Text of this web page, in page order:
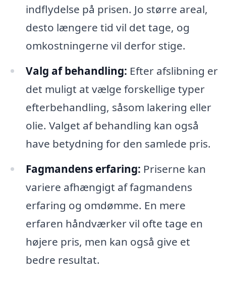
indflydelse på prisen. Jo større areal,
desto længere tid vil det tage, og
omkostningerne vil derfor stige.
Valg af behandling: Efter afslibning er
det muligt at vælge forskellige typer
efterbehandling, såsom lakering eller
olie. Valget af behandling kan også
have betydning for den samlede pris.
Fagmandens erfaring: Priserne kan
variere afhængigt af fagmandens
erfaring og omdømme. En mere
erfaren håndværker vil ofte tage en
højere pris, men kan også give et
bedre resultat.